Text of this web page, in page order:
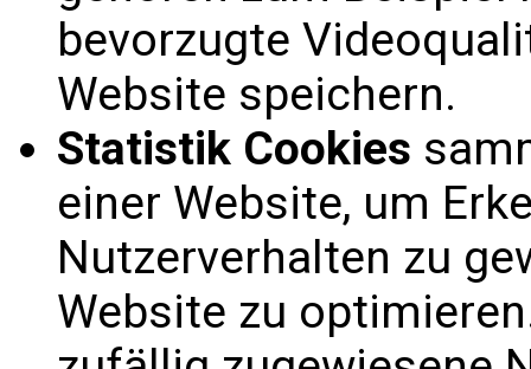
bevorzugte
Website speichern.
Statistik Cookies
einer Website, um
Nutzerverhalten zu
Website zu